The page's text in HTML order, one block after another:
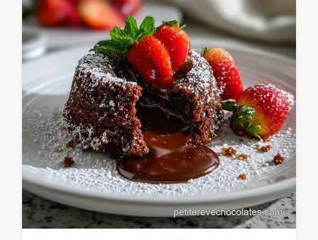
nuageuse et légère.